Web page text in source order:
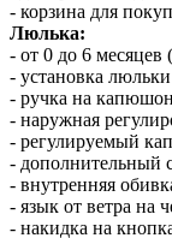
- корзина для
Люлька:
- от 0 до 6
- установка
- ручка на
- наружная
- регулируемый
- дополнительный
- внутренняя
- язык от ветра на
- накидка на